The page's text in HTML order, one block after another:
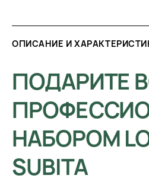
ОПИСАНИЕ И
ПОДАРИТЕ
НАБОРОМ
SUBITA